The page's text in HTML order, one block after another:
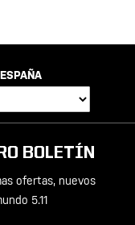
ESPAÑA
BOLETÍN
ofertas, nuevos
5.11